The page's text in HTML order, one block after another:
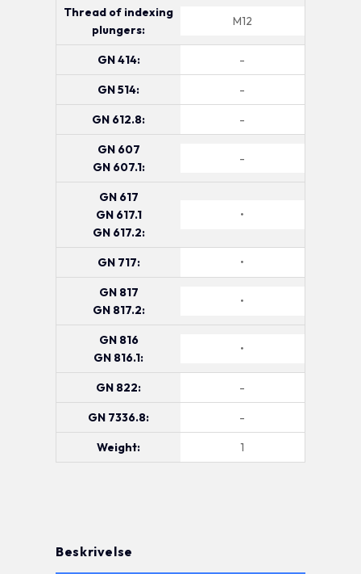
Thread of indexing
plungers:
M12
GN 414: -
GN 514: -
GN 612.8: -
GN 607
GN 607.1:
-
GN 617
GN 617.1
GN 617.2:
•
GN 717: •
GN 817
GN 817.2:
•
GN 816
GN 816.1:
•
GN 822: -
GN 7336.8: -
Weight: 1
Beskrivelse